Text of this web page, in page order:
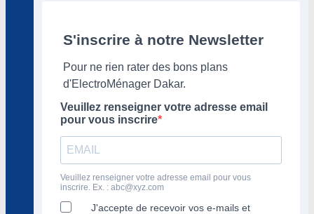
S'inscrire à notre Newsletter
Pour ne rien rater des bons plans
d'ElectroMénager Dakar.
Veuillez renseigner votre adresse email
pour vous inscrire
Veuillez renseigner votre adresse email pour vous
inscrire. Ex. : abc@xyz.com
J'accepte de recevoir vos e-mails et